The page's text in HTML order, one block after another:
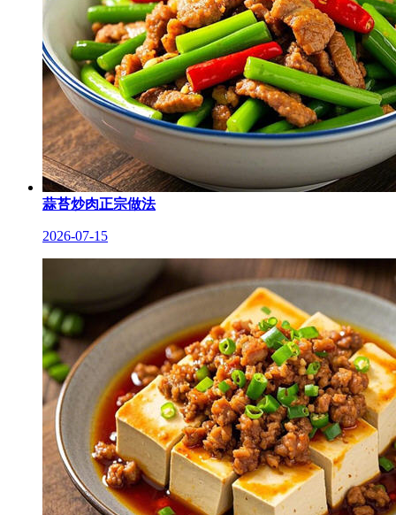
蒜苔炒肉正宗做法
2026-07-15